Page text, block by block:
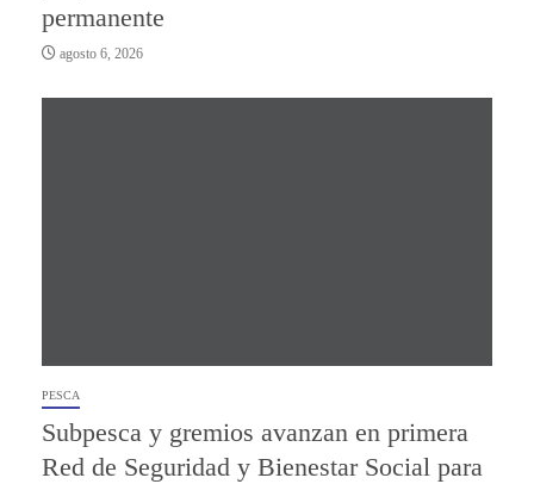
permanente
agosto 6, 2026
PESCA
Subpesca y gremios avanzan en primera
Red de Seguridad y Bienestar Social para